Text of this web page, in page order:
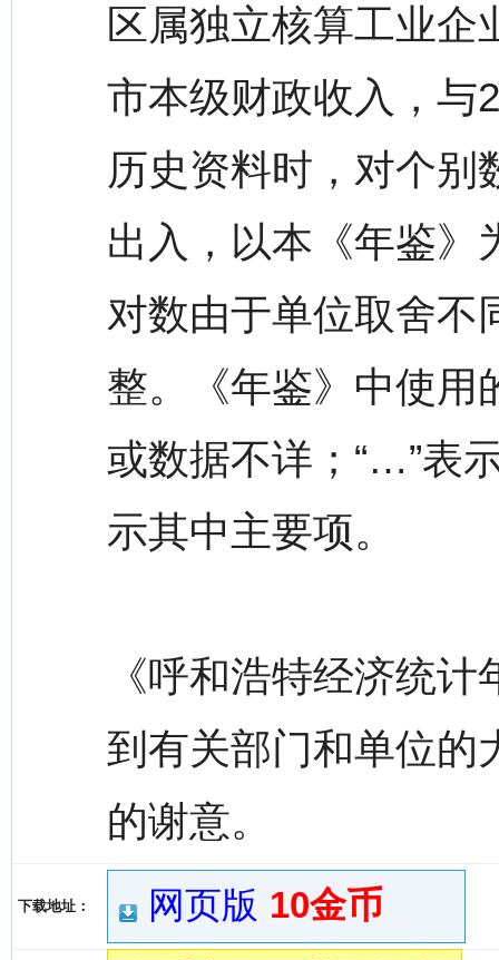
区属独立核算工业
市本级财政收入，与
历史资料时，对个别
出入，以本《年鉴》
对数由于单位取舍不
整。《年鉴》中使用
或数据不详；“…”表
示其中主要项。
《呼和浩特经济统
到有关部门和单位的
的谢意。
下载地址： 网页版 10金币